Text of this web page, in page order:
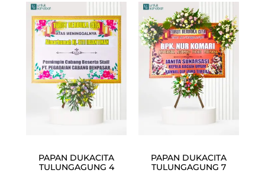
PAPAN DUKACITA
TULUNGAGUNG 4
price
was:
Rp599.000.
price
is:
Rp575.000.
PAPAN DUKACITA
TULUNGAGUNG 7